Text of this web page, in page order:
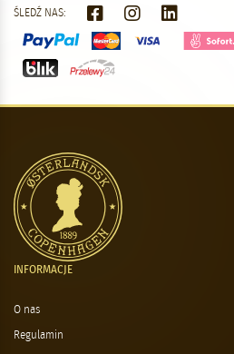
ŚLEDŹ NAS:
INFORMACJE
O nas
Regulamin